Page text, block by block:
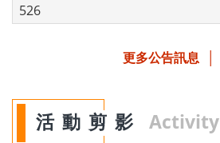
526
更多公告訊息
活動剪影 Activity